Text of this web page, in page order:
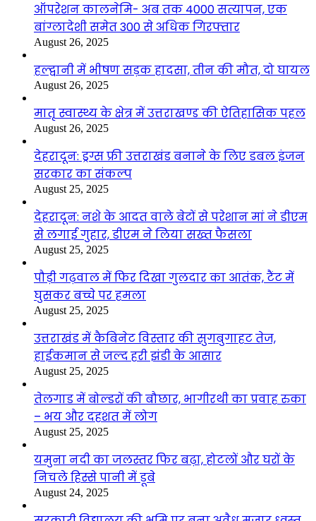
ऑपरेशन कालनेमि- अब तक 4000 सत्यापन, एक
बांग्लादेशी समेत 300 से अधिक गिरफ्तार
August 26, 2025
हल्द्वानी में भीषण सड़क हादसा, तीन की मौत, दो घायल
August 26, 2025
मातृ स्वास्थ्य के क्षेत्र में उत्तराखण्ड की ऐतिहासिक पहल
August 26, 2025
देहरादून: ड्रग्स फ्री उत्तराखंड बनाने के लिए डबल इंजन
सरकार का संकल्प
August 25, 2025
देहरादून: नशे के आदत वाले बेटों से परेशान मां ने डीएम
से लगाई गुहार, डीएम ने लिया सख्त फैसला
August 25, 2025
पौड़ी गढ़वाल में फिर दिखा गुलदार का आतंक, टैंट में
घुसकर बच्चे पर हमला
August 25, 2025
उत्तराखंड में कैबिनेट विस्तार की सुगबुगाहट तेज,
हाईकमान से जल्द हरी झंडी के आसार
August 25, 2025
तेलगाड में बोल्डरों की बौछार, भागीरथी का प्रवाह रुका
– भय और दहशत में लोग
August 25, 2025
यमुना नदी का जलस्तर फिर बढ़ा, होटलों और घरों के
निचले हिस्से पानी में डूबे
August 24, 2025